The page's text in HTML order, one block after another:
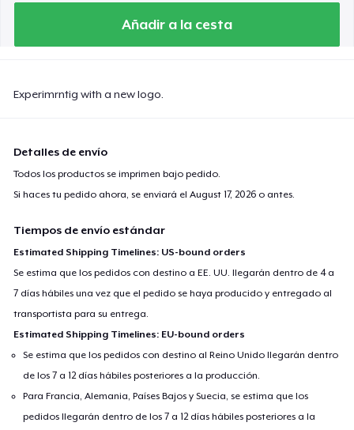
Añadir a la cesta
Experimrntig with a new logo.
Detalles de envío
Todos los productos se imprimen bajo pedido.
Si haces tu pedido ahora, se enviará elAugust 17, 2026 o antes.
Tiempos de envío estándar
Estimated Shipping Timelines: US-bound orders
Se estima que los pedidos con destino a EE. UU. llegarán dentro de 4 a
7 días hábiles una vez que el pedido se haya producido y entregado al
transportista para su entrega.
Estimated Shipping Timelines: EU-bound orders
Se estima que los pedidos con destino al Reino Unido llegarán dentro
de los 7 a 12 días hábiles posteriores a la producción.
Para Francia, Alemania, Países Bajos y Suecia, se estima que los
pedidos llegarán dentro de los 7 a 12 días hábiles posteriores a la